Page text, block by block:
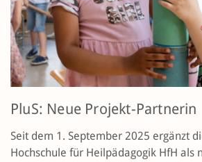
PluS: Neue Projekt-Partnerin
Seit dem 1. September 2025 ergänzt
Hochschule für Heilpädagogik HfH als